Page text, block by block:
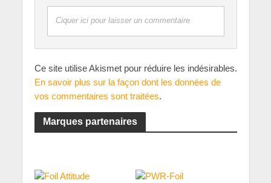
Ciquer ici pour laisser un commentaire
Ce site utilise Akismet pour réduire les indésirables.
En savoir plus sur la façon dont les données de
vos commentaires sont traitées.
Marques partenaires